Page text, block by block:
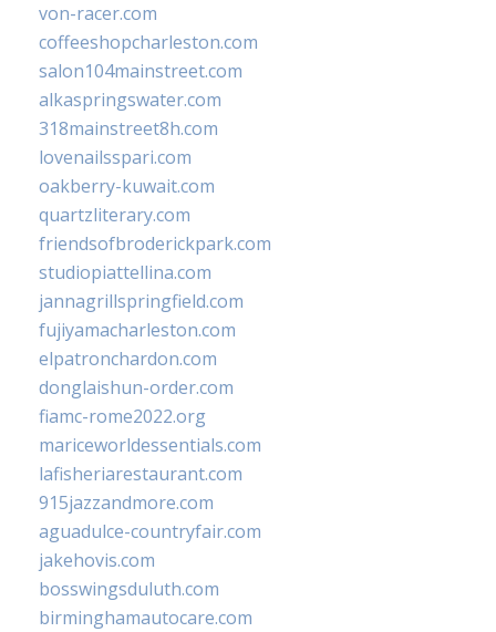
von-racer.com
coffeeshopcharleston.com
salon104mainstreet.com
alkaspringswater.com
318mainstreet8h.com
lovenailsspari.com
oakberry-kuwait.com
quartzliterary.com
friendsofbroderickpark.com
studiopiattellina.com
jannagrillspringfield.com
fujiyamacharleston.com
elpatronchardon.com
donglaishun-order.com
fiamc-rome2022.org
mariceworldessentials.com
lafisheriarestaurant.com
915jazzandmore.com
aguadulce-countryfair.com
jakehovis.com
bosswingsduluth.com
birminghamautocare.com